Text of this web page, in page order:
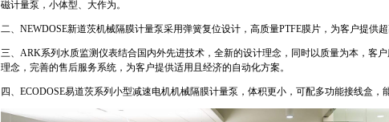
磁计量泵，小体型、大作为。
二、NEWDOSE新道茨机械隔膜计量泵采用弹簧复位设计，高质量PTFE膜片，为客户提供超
三、ARK系列水质监测仪表结合国内外先进技术，全新的设计理念，同时以质量为本，客
理念，完善的售后服务系统，为客户提供适用且经济的自动化方案。
四、ECODOSE易道茨系列小型减速电机机械隔膜计量泵，体积更小，可配多功能接线盒，